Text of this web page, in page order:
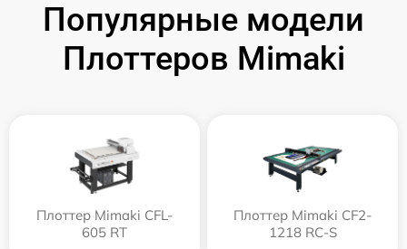
Популярные модели
Плоттеров Mimaki
Плоттер Mimaki CFL-
605 RT
Плоттер Mimaki CF2-
1218 RC-S